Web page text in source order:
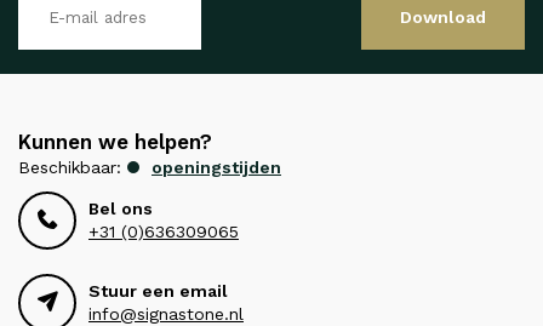
Download
Kunnen we helpen?
Beschikbaar: openingstijden
Bel ons
+31 (0)636309065
Stuur een email
info@signastone.nl